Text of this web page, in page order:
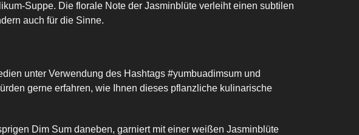
Suppe. Die florale Note der Jasminblüte verleiht einen subtilen
auch für die Sinne.
unter Verwendung des Hashtags #yumbuadimsum und
gerne erfahren, wie Ihnen dieses pflanzliche kulinarische
Dim Sum daneben, garniert mit einer weißen Jasminblüte